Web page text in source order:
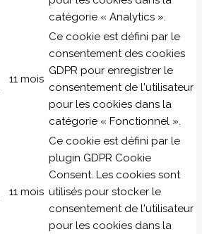
catégorie « Analytics ».
11 mois
Ce cookie est défini par le
consentement des cookies
GDPR pour enregistrer le
consentement de l'utilisateur
pour les cookies dans la
catégorie « Fonctionnel ».
11 mois
Ce cookie est défini par le
plugin GDPR Cookie
Consent. Les cookies sont
utilisés pour stocker le
consentement de l'utilisateur
pour les cookies dans la